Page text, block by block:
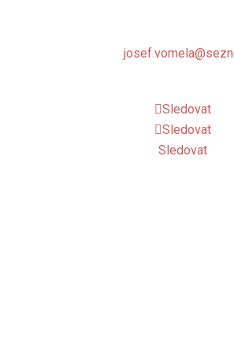
Sledovat
Sledovat
Sledovat